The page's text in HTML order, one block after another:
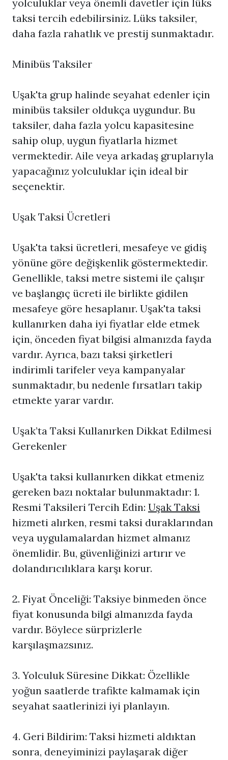
yolculuklar veya önemli davetler için lüks
taksi tercih edebilirsiniz. Lüks taksiler,
daha fazla rahatlık ve prestij sunmaktadır.
Minibüs Taksiler
Uşak'ta grup halinde seyahat edenler için
minibüs taksiler oldukça uygundur. Bu
taksiler, daha fazla yolcu kapasitesine
sahip olup, uygun fiyatlarla hizmet
vermektedir. Aile veya arkadaş gruplarıyla
yapacağınız yolculuklar için ideal bir
seçenektir.
Uşak Taksi Ücretleri
Uşak'ta taksi ücretleri, mesafeye ve gidiş
yönüne göre değişkenlik göstermektedir.
Genellikle, taksi metre sistemi ile çalışır
ve başlangıç ücreti ile birlikte gidilen
mesafeye göre hesaplanır. Uşak'ta taksi
kullanırken daha iyi fiyatlar elde etmek
için, önceden fiyat bilgisi almanızda fayda
vardır. Ayrıca, bazı taksi şirketleri
indirimli tarifeler veya kampanyalar
sunmaktadır, bu nedenle fırsatları takip
etmekte yarar vardır.
Uşak’ta Taksi Kullanırken Dikkat Edilmesi
Gerekenler
Uşak'ta taksi kullanırken dikkat etmeniz
gereken bazı noktalar bulunmaktadır: 1.
Resmi Taksileri Tercih Edin: Uşak Taksi
hizmeti alırken, resmi taksi duraklarından
veya uygulamalardan hizmet almanız
önemlidir. Bu, güvenliğinizi artırır ve
dolandırıcılıklara karşı korur.
2. Fiyat Önceliği: Taksiye binmeden önce
fiyat konusunda bilgi almanızda fayda
vardır. Böylece sürprizlerle
karşılaşmazsınız.
3. Yolculuk Süresine Dikkat: Özellikle
yoğun saatlerde trafikte kalmamak için
seyahat saatlerinizi iyi planlayın.
4. Geri Bildirim: Taksi hizmeti aldıktan
sonra, deneyiminizi paylaşarak diğer